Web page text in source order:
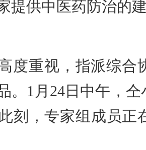
提供中医药防治的
度重视，指派综合
。1月24日中午，
刻，专家组成员正